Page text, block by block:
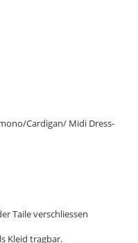
Cardigan/ Midi Dress-
Taile verschliessen
Kleid tragbar.